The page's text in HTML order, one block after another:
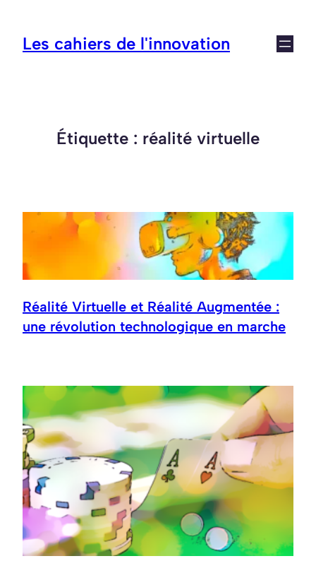
contenu
Les cahiers de l'innovation
Étiquette : réalité virtuelle
Réalité Virtuelle et Réalité Augmentée :
une révolution technologique en marche